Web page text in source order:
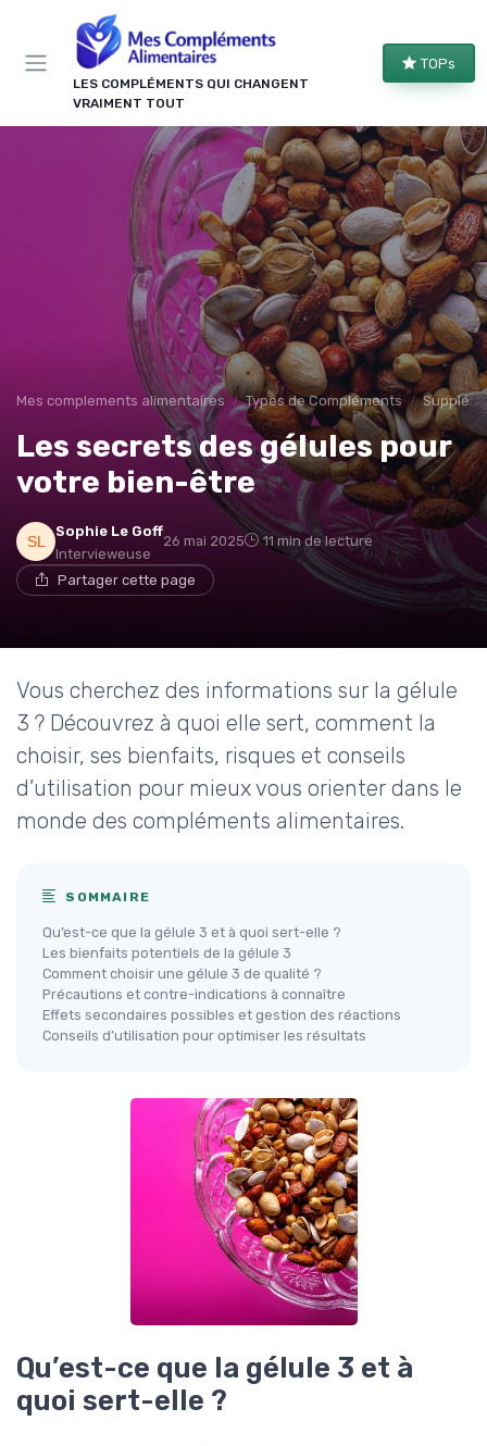
LES COMPLÉMENTS QUI CHANGENT
VRAIMENT TOUT
TOPs
Mes complements alimentaires Types de Compléments
Les secrets des gélules pour
votre bien-être
Sophie Le Goff
Intervieweuse
26 mai 2025 11 min de lecture
Partager cette page
Vous cherchez des informations sur la gélule
3 ? Découvrez à quoi elle sert, comment la
choisir, ses bienfaits, risques et conseils
d’utilisation pour mieux vous orienter dans le
monde des compléments alimentaires.
SOMMAIRE
Qu’est-ce que la gélule 3 et à quoi sert-elle ?
Les bienfaits potentiels de la gélule 3
Comment choisir une gélule 3 de qualité ?
Précautions et contre-indications à connaître
Effets secondaires possibles et gestion des réactions
Conseils d’utilisation pour optimiser les résultats
Qu’est-ce que la gélule 3 et à
quoi sert-elle ?
Panneau de gestion des cookies